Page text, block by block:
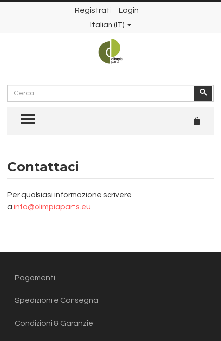
Registrati
Login
Italian (IT)
Cerca
TOGGLE MENU
Contattaci
Per qualsiasi informazione scrivere
a info@olimpiaparts.eu
Pagamenti
Spedizioni e Consegna
Condizioni & Garanzie